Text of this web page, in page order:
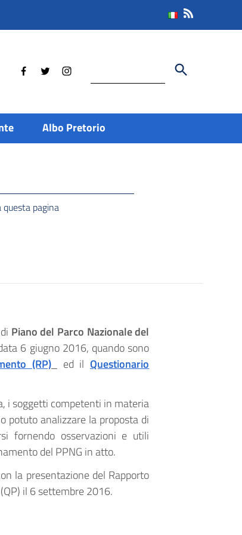
Cerca
Albo Pretorio
questa pagina
Piano del Parco Nazionale del
6 giugno 2016, quando sono
(RP) ed ilQuestionario
i soggetti competenti in materia
potuto analizzare la proposta di
fornendo osservazioni e utili
del PPNG in atto.
la presentazione del Rapporto
il 6 settembre 2016.